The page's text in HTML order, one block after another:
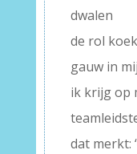
dwalen
de rol
gauw in
ik krijg op
dat merkt: